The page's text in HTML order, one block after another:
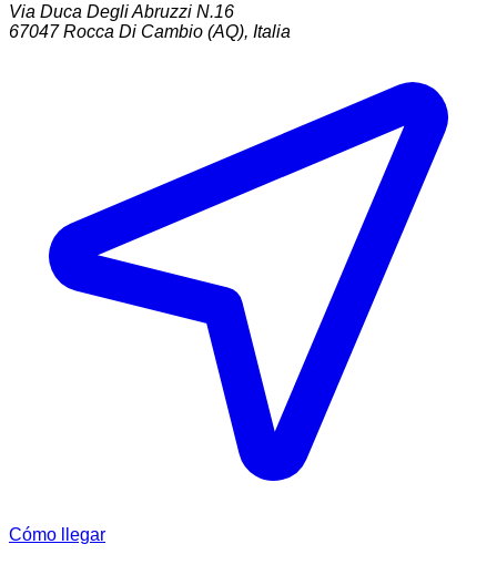
Via Duca Degli Abruzzi N.16
67047 Rocca Di Cambio (AQ), Italia
Cómo llegar